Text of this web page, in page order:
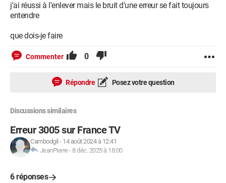
j'ai réussi à l'enlever mais le bruit d'une erreur se fait toujours
entendre
que dois-je faire
Commenter 0
Répondre Posez votre question
Discussions similaires
Erreur 3005 sur France TV
Cambodgil - 14 août 2024 à 12:41
JeanPierre- 8 déc. 2025 à 18:00
6 réponses